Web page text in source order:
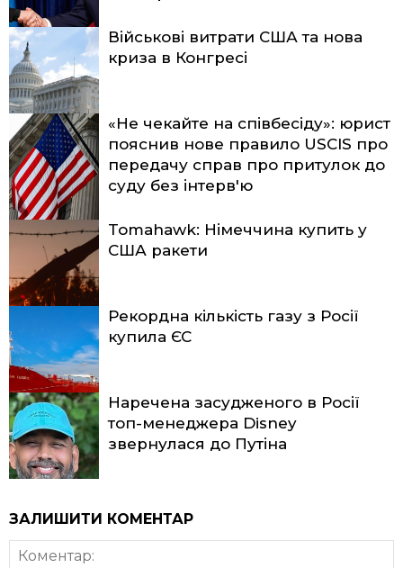
Військові витрати США та нова
криза в Конгресі
«Не чекайте на співбесіду»: юрист
пояснив нове правило USCIS про
передачу справ про притулок до
суду без інтерв'ю
Tomahawk: Німеччина купить у
США ракети
Рекордна кількість газу з Росії
купила ЄС
Наречена засудженого в Росії
топ-менеджера Disney
звернулася до Путіна
ЗАЛИШИТИ КОМЕНТАР